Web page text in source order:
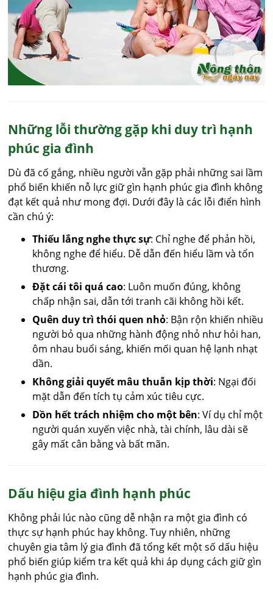
Những lỗi thường gặp khi duy trì hạnh
phúc gia đình
Dù đã cố gắng, nhiều người vẫn gặp phải những sai lầm
phổ biến khiến nỗ lực giữ gìn hạnh phúc gia đình không
đạt kết quả như mong đợi. Dưới đây là các lỗi điển hình
cần chú ý:
Thiếu lắng nghe thực sự: Chỉ nghe để phản hồi,
không nghe để hiểu. Dễ dẫn đến hiểu lầm và tổn
thương.
Đặt cái tôi quá cao: Luôn muốn đúng, không
chấp nhận sai, dẫn tới tranh cãi không hồi kết.
Quên duy trì thói quen nhỏ: Bận rộn khiến nhiều
người bỏ qua những hành động nhỏ như hỏi han,
ôm nhau buổi sáng, khiến mối quan hệ lạnh nhạt
dần.
Không giải quyết mâu thuẫn kịp thời: Ngại đối
mặt dẫn đến tích tụ cảm xúc tiêu cực.
Dồn hết trách nhiệm cho một bên: Ví dụ chỉ một
người quán xuyến việc nhà, tài chính, lâu dài sẽ
gây mất cân bằng và bất mãn.
Dấu hiệu gia đình hạnh phúc
Không phải lúc nào cũng dễ nhận ra một gia đình có
thực sự hạnh phúc hay không. Tuy nhiên, những
chuyên gia tâm lý gia đình đã tổng kết một số dấu hiệu
phổ biến giúp kiểm tra kết quả khi áp dụng cách giữ gìn
hạnh phúc gia đình.